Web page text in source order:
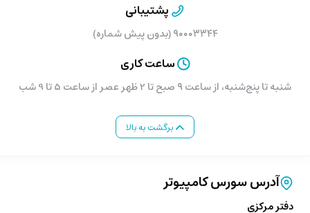
پشتیبانی
۹۰۰۰۳۳۴۴ (بدون پیش شماره)
ساعت کاری
شنبه تا پنج‌شنبه، از ساعت ۹ صبح تا 2 ظهر عصر از ساعت 5 تا 9 شب
برگشت به بالا
آدرس سورس کامپیوتر
دفتر مرکزی